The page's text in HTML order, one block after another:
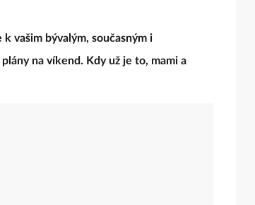
vašim bývalým, současným i
na víkend. Kdy už je to, mami a